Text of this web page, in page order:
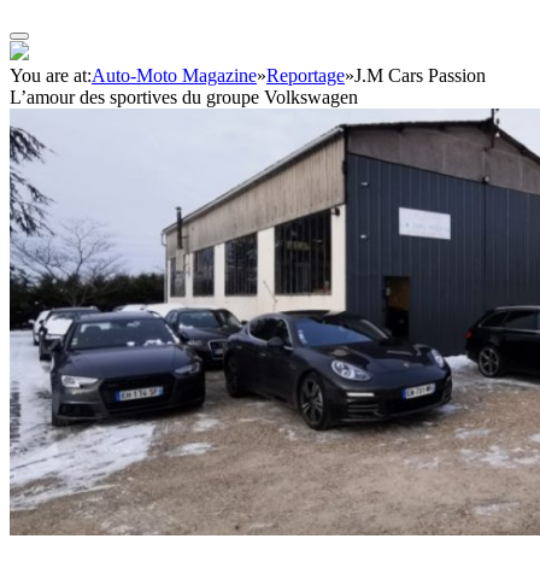
You are at:Auto-Moto Magazine»Reportage»J.M Cars Passion
L’amour des sportives du groupe Volkswagen